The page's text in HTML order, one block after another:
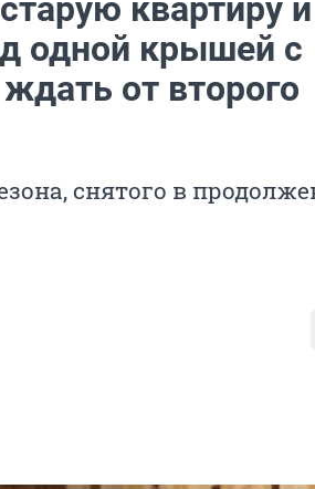
квартиру и
одной крышей с
от второго
снятого в